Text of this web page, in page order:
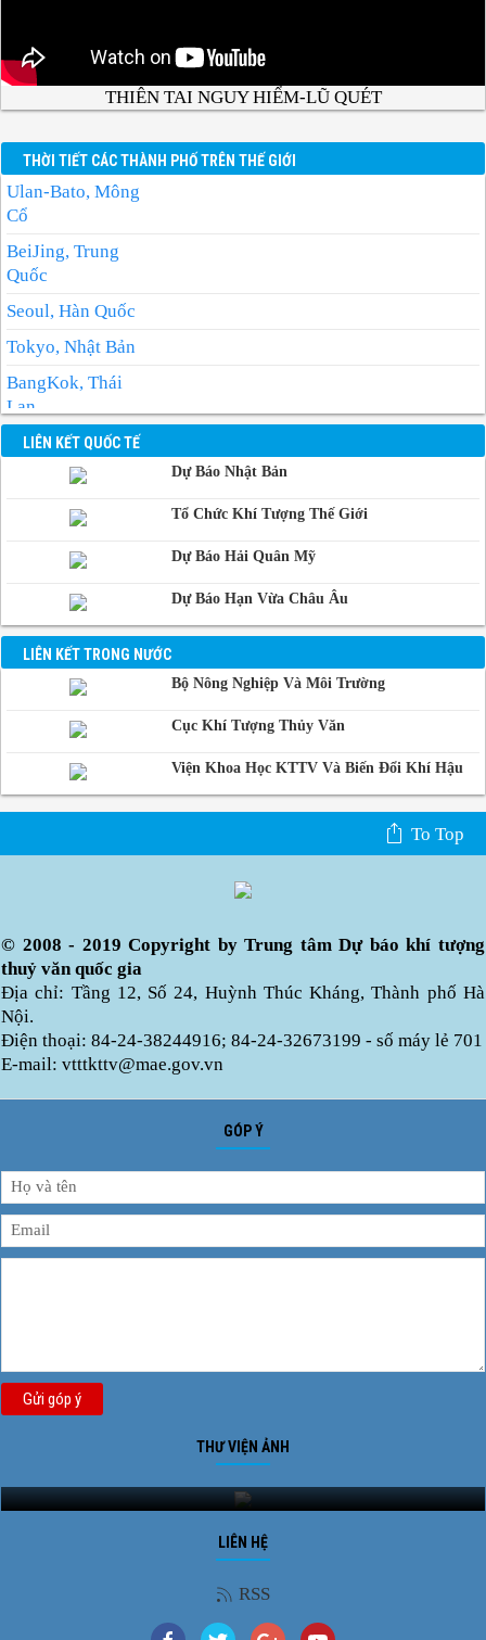
THIÊN TAI NGUY HIỂM-LŨ QUÉT
THỜI TIẾT CÁC THÀNH PHỐ TRÊN THẾ GIỚI
Ulan-Bato, Mông
Cổ
BeiJing, Trung
Quốc
Seoul, Hàn Quốc
Tokyo, Nhật Bản
BangKok, Thái
Lan
Manila, Philippin
Phnom-Penh,
LIÊN KẾT QUỐC TẾ
Dự Báo Nhật Bản
Tổ Chức Khí Tượng Thế Giới
Dự Báo Hải Quân Mỹ
Dự Báo Hạn Vừa Châu Âu
LIÊN KẾT TRONG NƯỚC
Bộ Nông Nghiệp Và Môi Trường
Cục Khí Tượng Thủy Văn
Viện Khoa Học KTTV Và Biến Đổi Khí Hậu
To Top
© 2008 - 2019 Copyright by Trung tâm Dự báo khí tượng
thuỷ văn quốc gia
Địa chỉ: Tầng 12, Số 24, Huỳnh Thúc Kháng, Thành phố Hà
Nội.
Điện thoại: 84-24-38244916; 84-24-32673199 - số máy lẻ 701
E-mail: vtttkttv@mae.gov.vn
GÓP Ý
Gửi góp ý
THƯ VIỆN ẢNH
LIÊN HỆ
RSS